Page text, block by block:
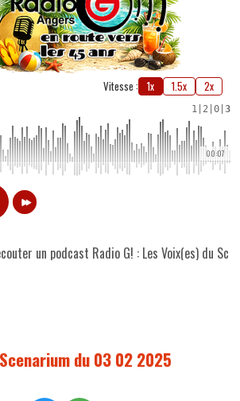
Vitesse : 1x 1.5x 2x
1 2 0 3
00:07
un podcast Radio G! : Les Voix(es) du
du 03 02 2025